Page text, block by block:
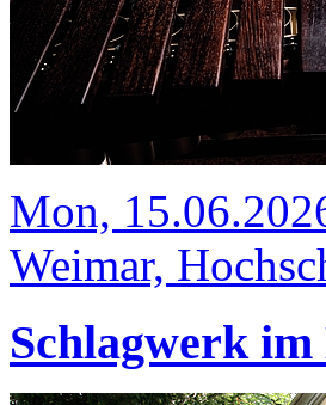
Mon,
Weimar,
Schlagwerk